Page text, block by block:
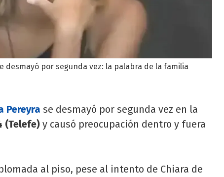
desmayó por segunda vez: la palabra de la familia
Pereyra se desmayó por segunda vez en la
(Telefe) y causó preocupación dentro y fuera
al piso, pese al intento de Chiara de